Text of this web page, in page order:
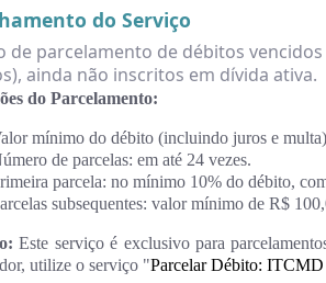
do Serviço
de parcelamento de débitos
ainda não inscritos em dívida ativa.
do Parcelamento:
mínimo do débito (incluindo juros e
de parcelas: em até 24 vezes.
parcela: no mínimo 10% do débito,
subsequentes: valor mínimo de R$
Este serviço é exclusivo para
utilize o serviço "Parcelar Débito: